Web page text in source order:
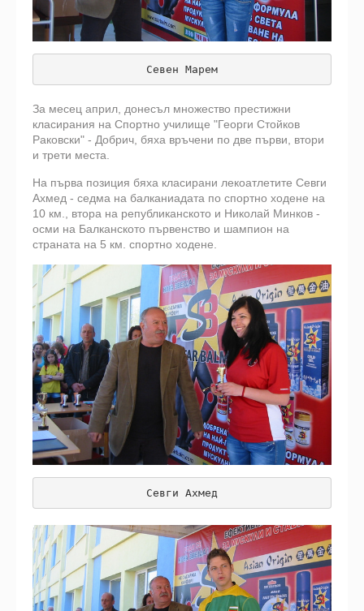
Севен Марем
За месец април, донесъл множество престижни
класирания на Спортно училище "Георги Стойков
Раковски" - Добрич, бяха връчени по две първи, втори
и трети места.
На първа позиция бяха класирани лекоатлетите Севги
Ахмед - седма на балканиадата по спортно ходене на
10 км., втора на републиканското и Николай Минков -
осми на Балканското първенство и шампион на
страната на 5 км. спортно ходене.
Севги Ахмед